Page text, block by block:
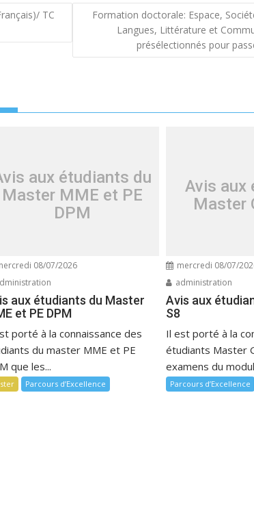
TC
Formation doctorale: Espace,
Langues, Littérature et
présélectionnés pour
aux étudiants du
Master MME et PE
DPM
08/07/2026
aux étudiants du Master
et PE DPM
porté à la connaissance des
du master MME et PE
que les...
Parcours d’Excellence
Avis aux
Master
mercredi 08/07/
administration
Avis aux
S8
Il est porté à la
étudiants Master
examens du
Parcours d’Excellence